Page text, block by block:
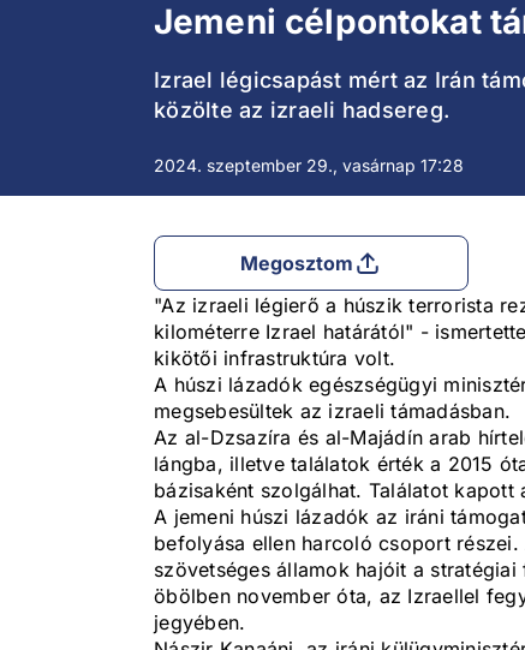
Jemeni célpontokat
Izrael légicsapást mért az Irán
közölte az izraeli hadsereg.
2024. szeptember 29., vasárnap 17:28
Megosztom
"Az izraeli légierő a húszik terrorista
kilométerre Izrael határától" -
kikötői infrastruktúra volt.
A húszi lázadók egészségügyi
megsebesültek az izraeli támadásban.
Az al-Dzsazíra és al-Majádín arab
lángba, illetve találatok érték a 2015
bázisaként szolgálhat. Találatot
A jemeni húszi lázadók az iráni
befolyása ellen harcoló csoport
szövetséges államok hajóit a
öbölben november óta, az Izraellel
jegyében.